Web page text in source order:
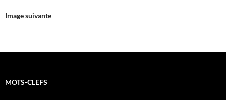
Image suivante
MOTS-CLEFS